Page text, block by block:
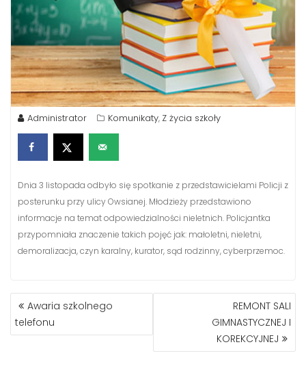
Administrator Komunikaty, Z życia szkoły
Dnia 3 listopada odbyło się spotkanie z przedstawicielami Policji z
posterunku przy ulicy Owsianej. Młodzieży przedstawiono
informacje na temat odpowiedzialności nieletnich. Policjantka
przypomniała znaczenie takich pojęć jak: małoletni, nieletni,
demoralizacja, czyn karalny, kurator, sąd rodzinny, cyberprzemoc.
NAWIGACJA
WPISU
Awaria szkolnego
telefonu
REMONT SALI
GIMNASTYCZNEJ I
KOREKCYJNEJ